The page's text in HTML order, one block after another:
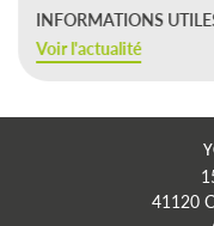
INFORMATIONS
Voir l'actualité
41120